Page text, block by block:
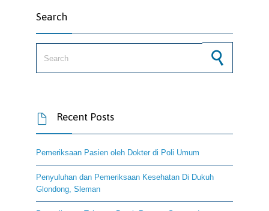
Search
 Recent Posts
Pemeriksaan Pasien oleh Dokter di Poli Umum
Penyuluhan dan Pemeriksaan Kesehatan Di Dukuh
Glondong, Sleman